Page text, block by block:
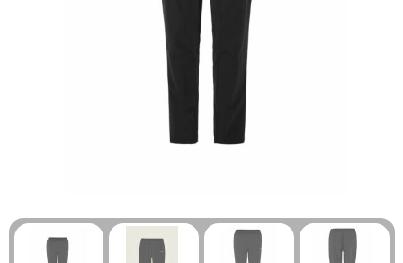
Technologie & Gadgets
Outdoor & Vrije tijd
Pennen & Schrijfwaren
Eten & Drinken